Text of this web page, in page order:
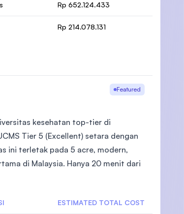
Rp 652.124.433
Rp 214.078.131
Featured
kesehatan top-tier di
Tier 5 (Excellent) setara dengan
ini terletak pada 5 acre, modern,
di Malaysia. Hanya 20 menit dari
ESTIMATED TOTAL COST